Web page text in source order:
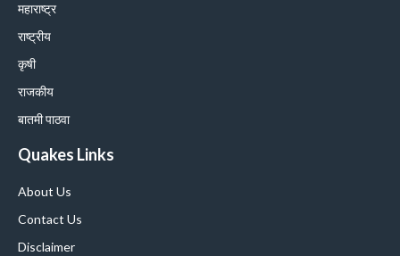
महाराष्ट्र
राष्ट्रीय
कृषी
राजकीय
बातमी पाठवा
Quakes Links
About Us
Contact Us
Disclaimer